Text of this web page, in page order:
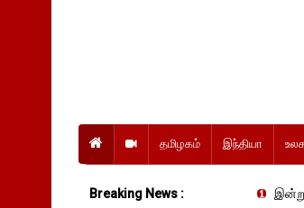
தமிழகம் இந்தியா
Breaking News : இன்று வேளாண்